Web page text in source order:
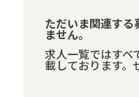
ただいま関連する
ません。
求人一覧ではすべ
載しております。